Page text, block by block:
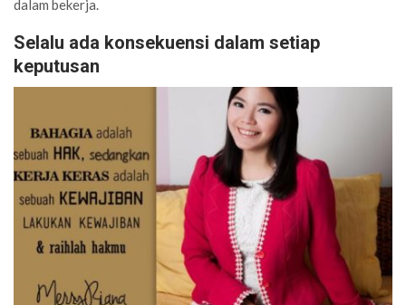
dalam bekerja.
Selalu ada konsekuensi dalam setiap
keputusan